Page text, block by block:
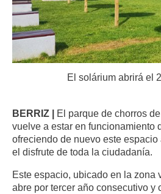
El solárium abrirá el
BERRIZ | El parque de chorros
vuelve a estar en funcionamiento
ofreciendo de nuevo este
el disfrute de toda la ciudadanía.
Este espacio, ubicado en la zona
abre por tercer año consecutivo y